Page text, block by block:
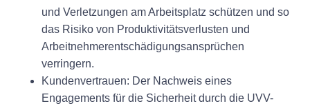
und Verletzungen am Arbeitsplatz schützen und so
das Risiko von Produktivitätsverlusten und
Arbeitnehmerentschädigungsansprüchen
verringern.
Kundenvertrauen: Der Nachweis eines
Engagements für die Sicherheit durch die UVV-